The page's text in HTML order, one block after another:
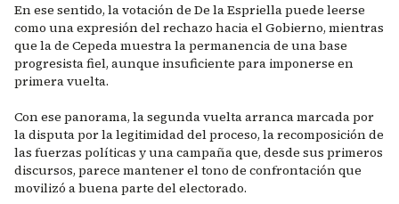
En ese sentido, la votación de De la Espriella puede leerse
como una expresión del rechazo hacia el Gobierno, mientras
que la de Cepeda muestra la permanencia de una base
progresista fiel, aunque insuficiente para imponerse en
primera vuelta.
Con ese panorama, la segunda vuelta arranca marcada por
la disputa por la legitimidad del proceso, la recomposición de
las fuerzas políticas y una campaña que, desde sus primeros
discursos, parece mantener el tono de confrontación que
movilizó a buena parte del electorado.